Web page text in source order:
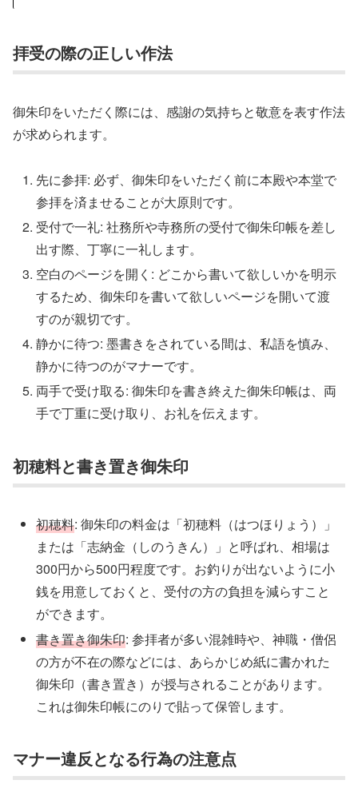
拝受の際の正しい作法
御朱印をいただく際には、感謝の気持ちと敬意を表す作法
が求められます。
先に参拝: 必ず、御朱印をいただく前に本殿や本堂で
参拝を済ませることが大原則です。
受付で一礼: 社務所や寺務所の受付で御朱印帳を差し
出す際、丁寧に一礼します。
空白のページを開く: どこから書いて欲しいかを明示
するため、御朱印を書いて欲しいページを開いて渡
すのが親切です。
静かに待つ: 墨書きをされている間は、私語を慎み、
静かに待つのがマナーです。
両手で受け取る: 御朱印を書き終えた御朱印帳は、両
手で丁重に受け取り、お礼を伝えます。
初穂料と書き置き御朱印
初穂料: 御朱印の料金は「初穂料（はつほりょう）」
または「志納金（しのうきん）」と呼ばれ、相場は
300円から500円程度です。お釣りが出ないように小
銭を用意しておくと、受付の方の負担を減らすこと
ができます。
書き置き御朱印: 参拝者が多い混雑時や、神職・僧侶
の方が不在の際などには、あらかじめ紙に書かれた
御朱印（書き置き）が授与されることがあります。
これは御朱印帳にのりで貼って保管します。
マナー違反となる行為の注意点